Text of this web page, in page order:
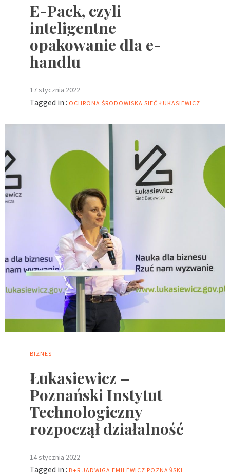
E-Pack, czyli
inteligentne
opakowanie dla e-
handlu
17 stycznia 2022
Tagged in : OCHRONA ŚRODOWISKA SIEĆ ŁUKASIEWICZ
BIZNES
Łukasiewicz –
Poznański Instytut
Technologiczny
rozpoczął działalność
14 stycznia 2022
Tagged in : B+R JADWIGA EMILEWICZ POZNAŃSKI